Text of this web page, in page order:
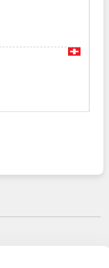
unseren